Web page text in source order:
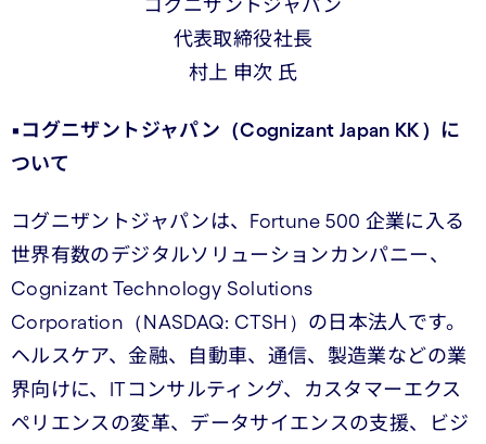
コグニザントジャパン
代表取締役社長
村上 申次 氏
▪️コグニザントジャパン（Cognizant Japan KK）に
ついて
コグニザントジャパンは、Fortune 500 企業に入る
世界有数のデジタルソリューションカンパニー、
Cognizant Technology Solutions
Corporation（NASDAQ: CTSH）の日本法人です。
ヘルスケア、金融、自動車、通信、製造業などの業
界向けに、ITコンサルティング、カスタマーエクス
ペリエンスの変革、データサイエンスの支援、ビジ